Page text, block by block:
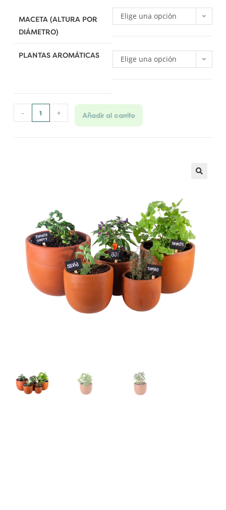
MACETA (ALTURA POR
DIÁMETRO)
Elige una opción
PLANTAS AROMÁTICAS Elige una opción
- + Añadir al carrito